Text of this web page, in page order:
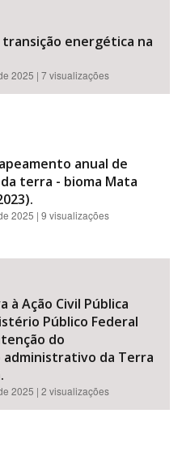
transição energética na
2025 | 7 visualizações
anual de
terra - bioma Mata
2025 | 9 visualizações
à Ação Civil Pública
Público Federal
do
da Terra
2025 | 2 visualizações